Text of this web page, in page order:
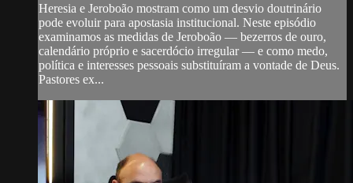
Heresia e Jeroboão mostram como um desvio doutrinário
pode evoluir para apostasia institucional. Neste episódio
examinamos as medidas de Jeroboão — bezerros de ouro,
calendário próprio e sacerdócio irregular — e como medo,
política e interesses pessoais substituíram a vontade de Deus.
Pastores ex...